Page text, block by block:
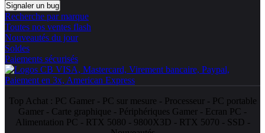
Signaler un bug
Recherche par marque
Toutes nos ventes flash
Nouveautés du jour
Soldes
Paiements sécurisés
Top Achat : PC Gamer- PC sur mesure - Processeur- PC portable
Gamer - Carte graphique - Périphériques Gamer - Ecran PC -
Alimentation PC - RTX 5080 - 9800X3D - RTX 5070 - SSD -